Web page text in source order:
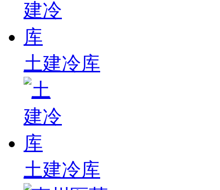
土建冷库
土建冷库